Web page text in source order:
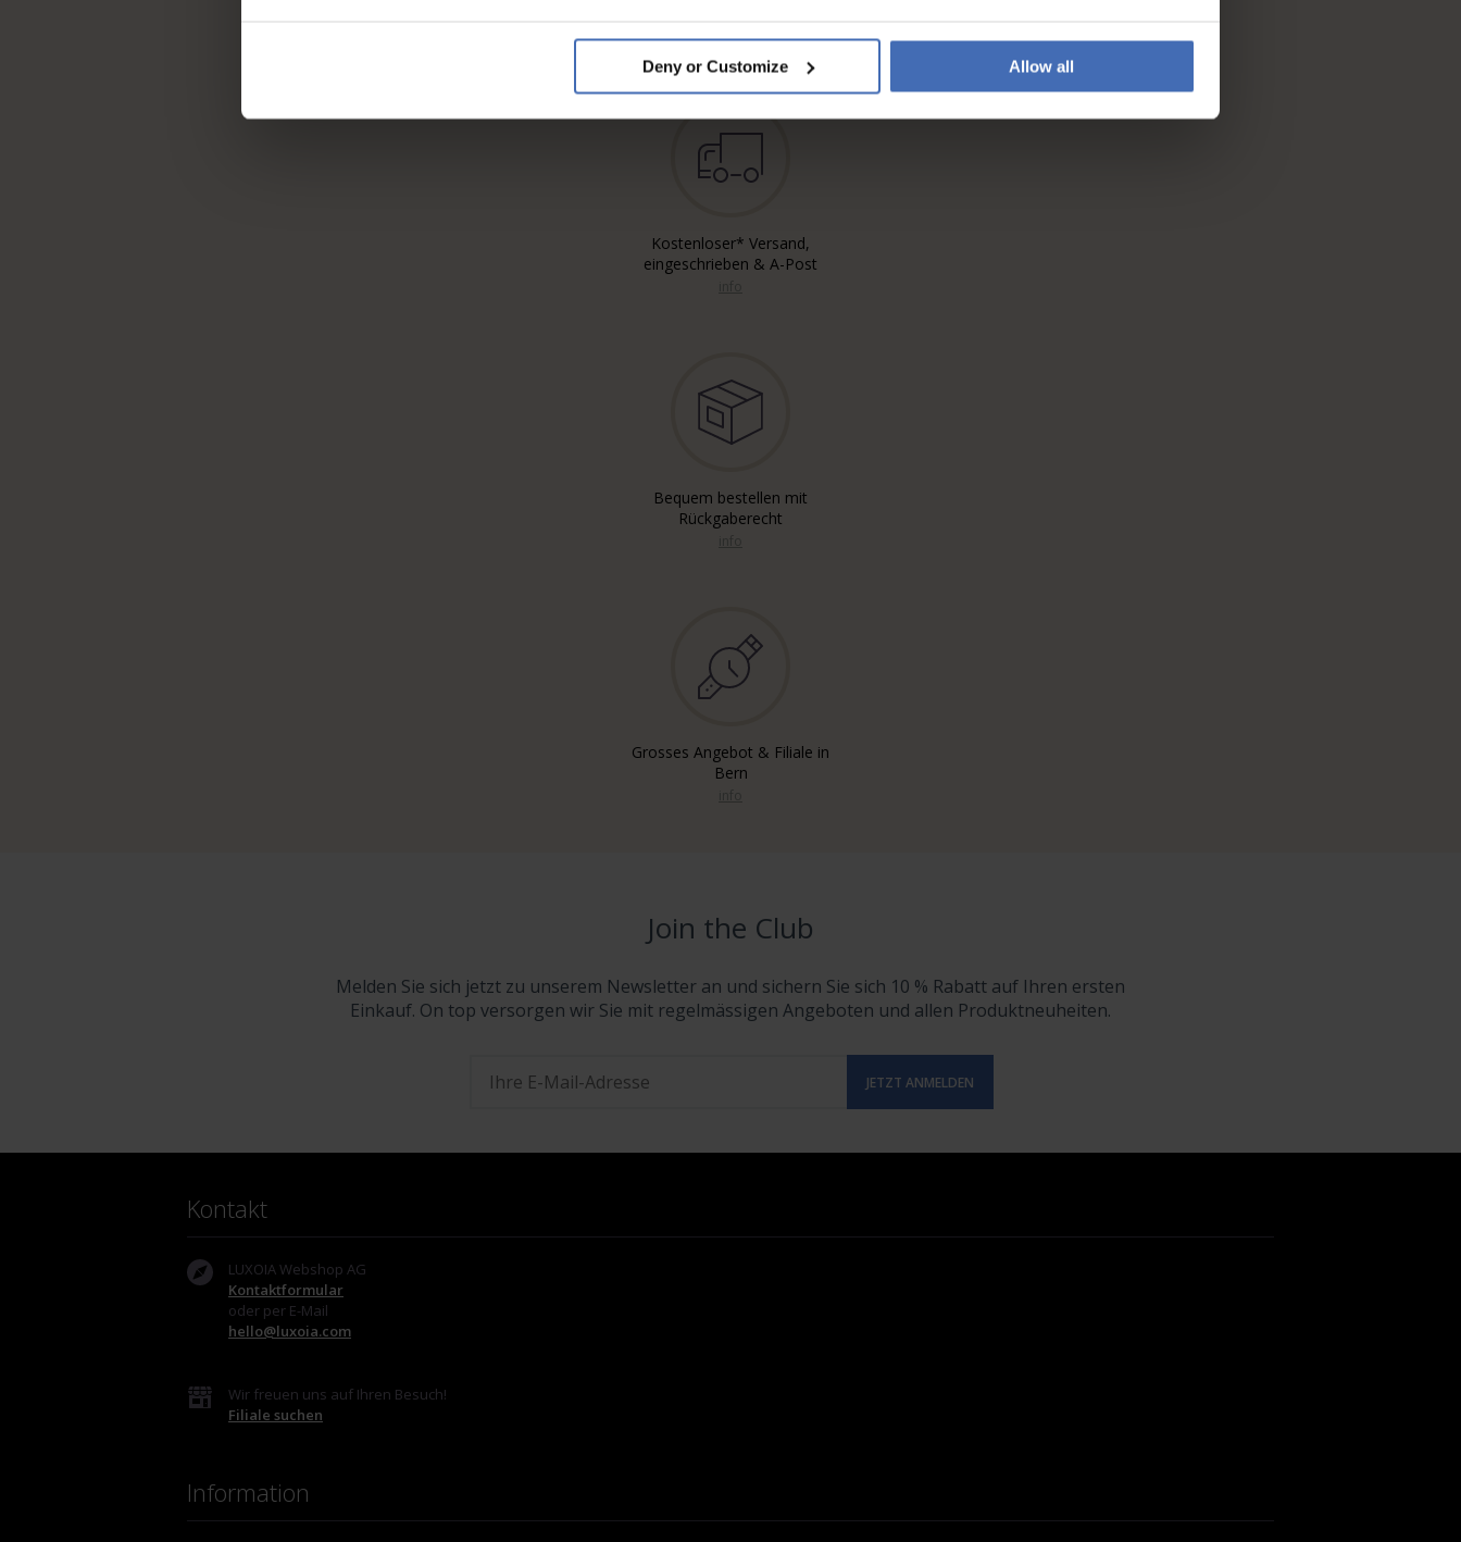
Deny or Customize Allow all
Kostenloser* Versand,
eingeschrieben & A-Post
Bequem bestellen mit
Rückgaberecht
Grosses Angebot & Filiale in
Bern
Join the Club
Melden Sie sich jetzt zu unserem Newsletter an und sichern Sie sich 10 % Rabatt auf Ihren ersten
Einkauf. On top versorgen wir Sie mit regelmässigen Angeboten und allen Produktneuheiten.
Kontakt
LUXOIA Webshop AG
Kontaktformular
oder per E-Mail
hello@luxoia.com
Wir freuen uns auf Ihren Besuch!
Filiale suchen
Information